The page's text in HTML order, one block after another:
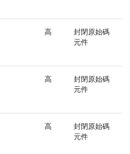
高
封閉原始碼
元件
高
封閉原始碼
元件
高
封閉原始碼
元件